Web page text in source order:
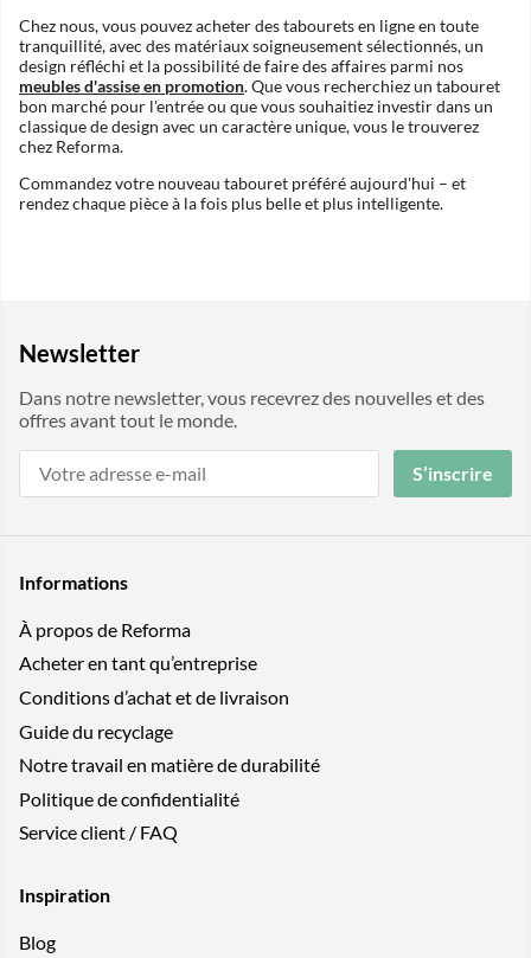
Chez nous, vous pouvez acheter des tabourets en ligne en toute
tranquillité, avec des matériaux soigneusement sélectionnés, un
design réfléchi et la possibilité de faire des affaires parmi nos
meubles d'assise en promotion. Que vous recherchiez un tabouret
bon marché pour l'entrée ou que vous souhaitiez investir dans un
classique de design avec un caractère unique, vous le trouverez
chez Reforma.
Commandez votre nouveau tabouret préféré aujourd'hui – et
rendez chaque pièce à la fois plus belle et plus intelligente.
Newsletter
Dans notre newsletter, vous recevrez des nouvelles et des
offres avant tout le monde.
S’inscrire
Informations
À propos de Reforma
Acheter en tant qu’entreprise
Conditions d’achat et de livraison
Guide du recyclage
Notre travail en matière de durabilité
Politique de confidentialité
Service client / FAQ
Inspiration
Blog